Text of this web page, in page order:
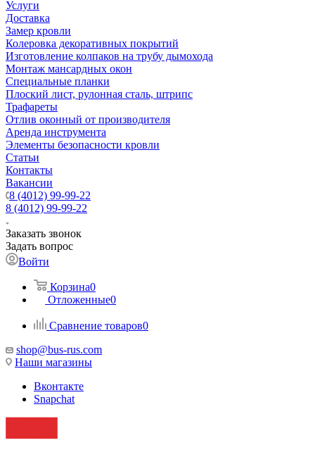
Услуги
Доставка
Замер кровли
Колеровка декоративных покрытий
Изготовление колпаков на трубу дымохода
Монтаж мансардных окон
Специальные планки
Плоский лист, рулонная сталь, штрипс
Трафареты
Отлив оконный от производителя
Аренда инструмента
Элементы безопасности кровли
Статьи
Контакты
Вакансии
8 (4012) 99-99-22
8 (4012) 99-99-22
Заказать звонок
Задать вопрос
Войти
Корзина0
Отложенные0
Сравнение товаров0
shop@bus-rus.com
Наши магазины
Вконтакте
Snapchat